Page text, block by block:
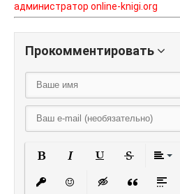
администратор online-knigi.org
Прокомментировать